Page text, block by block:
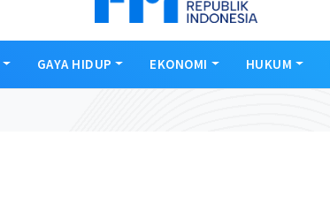
GAYA HIDUP EKONOMI HUKUM